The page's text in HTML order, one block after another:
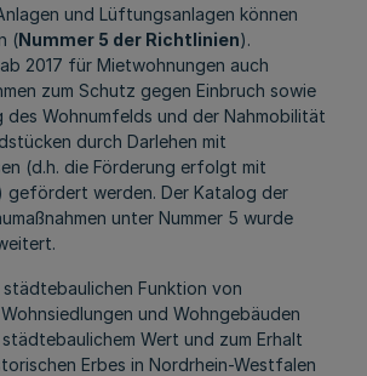
und Lüftungsanlagen können
(Nummer 5 der Richtlinien).
2017 für Mietwohnungen auch
zum Schutz gegen Einbruch sowie
des Wohnumfelds und der Nahmobilität
durch Darlehen mit
(d.h. die Förderung erfolgt mit
gefördert werden. Der Katalog der
unter Nummer 5 wurde
Funktion von
und Wohngebäuden
Wert und zum Erhalt
Erbes in Nordrhein-Westfalen